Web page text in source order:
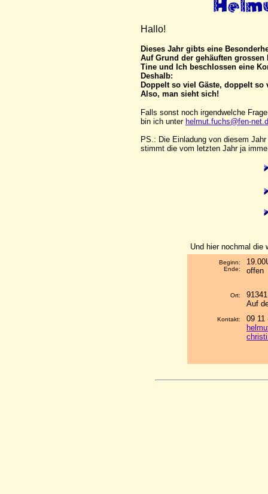
Hallo!
Dieses Jahr gibts eine
Auf Grund der gehäuften
Tine und Ich beschlossen eine
Deshalb:
Doppelt so viel Gäste, doppelt so
Also, man sieht sich!
Falls sonst noch irgendwelche
bin ich unter helmut.fuchs@fen-
PS.: Die Einladung von diesem
stimmt die vom letzten Jahr ja
Und hier nochmal die
Beginn:
Ende:
offen
Ort:
Auf
Kontakt:
09 11